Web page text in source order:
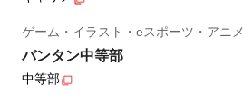
ゲーム・イラスト・eスポーツ・アニメ
バンタン中等部
中等部